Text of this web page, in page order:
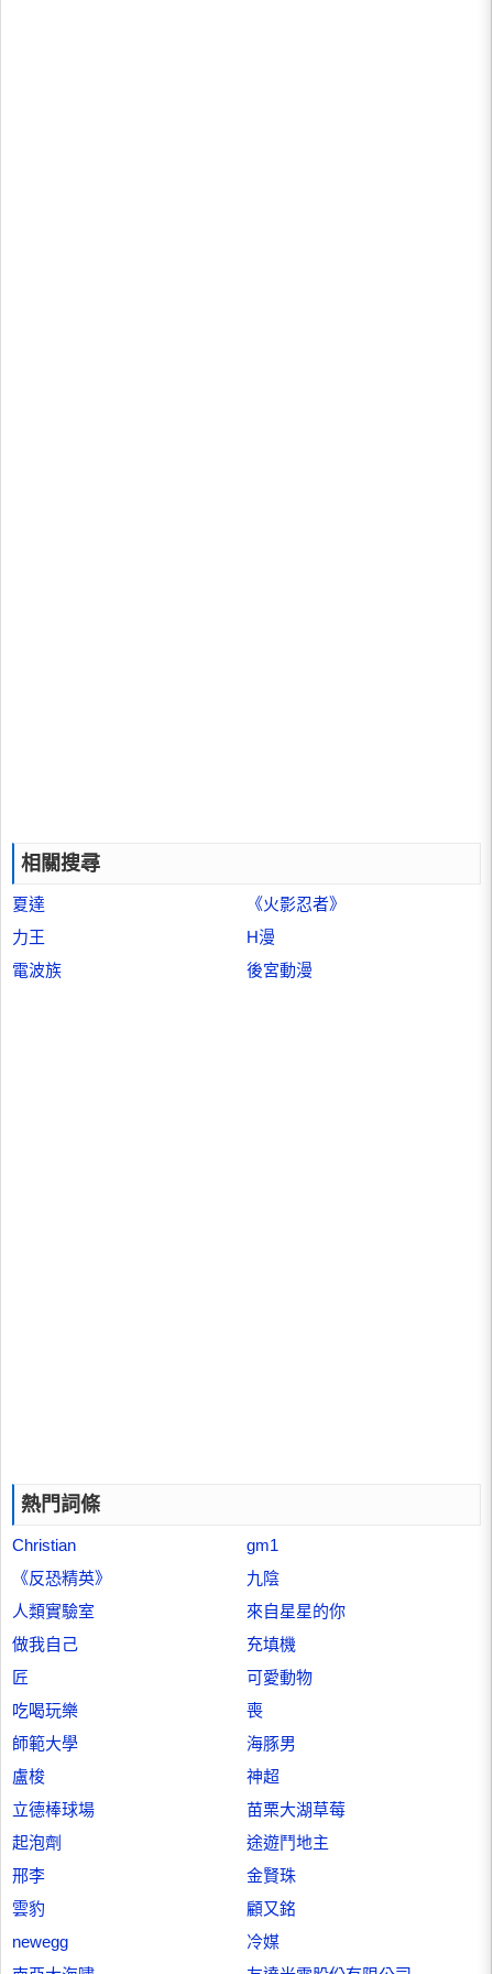
相關搜尋
夏達
《火影忍者》
力王
H漫
電波族
後宮動漫
熱門詞條
Christian
gm1
《反恐精英》
九陰
人類實驗室
來自星星的你
做我自己
充填機
匠
可愛動物
吃喝玩樂
喪
師範大學
海豚男
盧梭
神超
立德棒球場
苗栗大湖草莓
起泡劑
途遊鬥地主
邢李
金賢珠
雲豹
顧又銘
newegg
冷媒